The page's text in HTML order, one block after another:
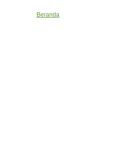
Beranda